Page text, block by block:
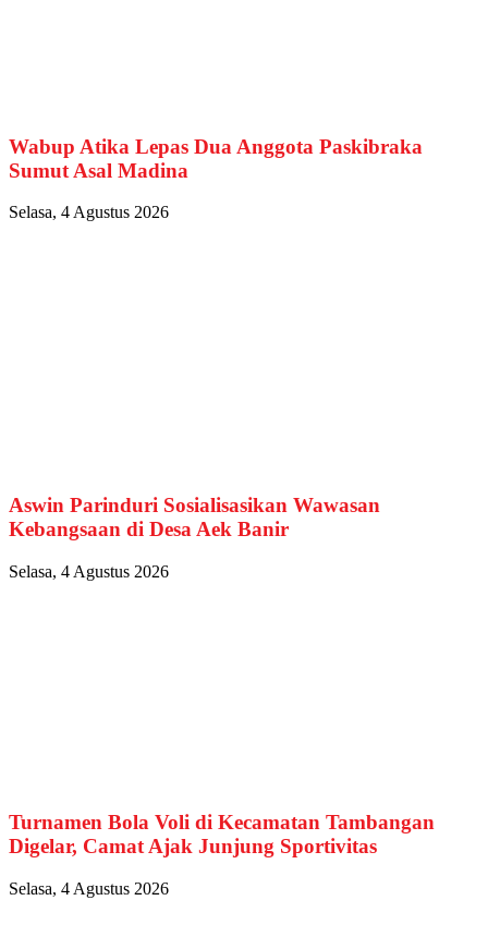
Wabup Atika Lepas Dua Anggota Paskibraka
Sumut Asal Madina
Selasa, 4 Agustus 2026
Aswin Parinduri Sosialisasikan Wawasan
Kebangsaan di Desa Aek Banir
Selasa, 4 Agustus 2026
Turnamen Bola Voli di Kecamatan Tambangan
Digelar, Camat Ajak Junjung Sportivitas
Selasa, 4 Agustus 2026